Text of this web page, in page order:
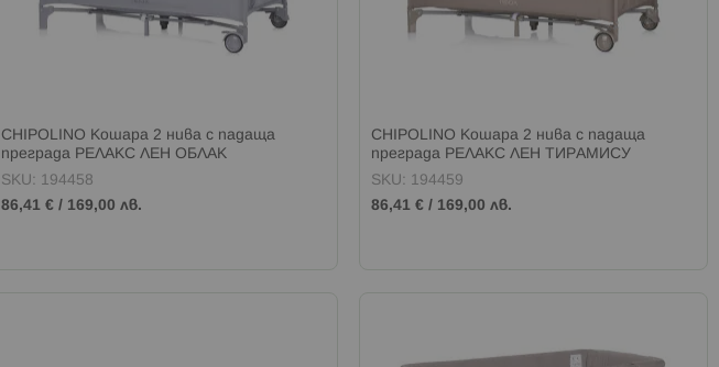
CHIPOLINO Кошара 2 нива с падаща
преграда РЕЛАКС ЛЕН ОБЛАК
SKU: 194458
86,41 € / 169,00 лв.
CHIPOLINO Кошара 2 нива с падаща
преграда РЕЛАКС ЛЕН ТИРАМИСУ
SKU: 194459
86,41 € / 169,00 лв.